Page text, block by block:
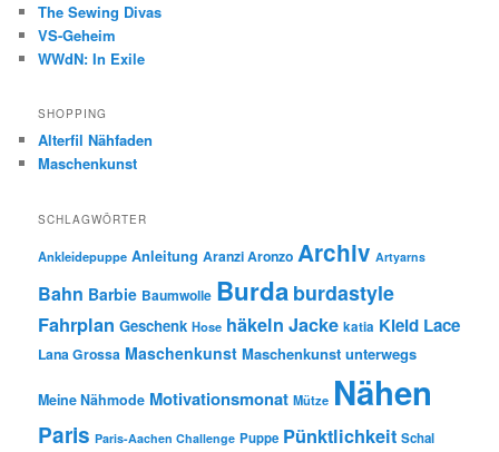
The Sewing Divas
VS-Geheim
WWdN: In Exile
SHOPPING
Alterfil Nähfaden
Maschenkunst
SCHLAGWÖRTER
Ankleidepuppe Anleitung Aranzi Aronzo Archiv Artyarns
Bahn Barbie Baumwolle Burda burdastyle
Fahrplan Geschenk Hose häkeln Jacke katia Kleid Lace
Lana Grossa Maschenkunst Maschenkunst unterwegs
Meine Nähmode Motivationsmonat Mütze Nähen
Paris Paris-Aachen Challenge Puppe Pünktlichkeit Schal